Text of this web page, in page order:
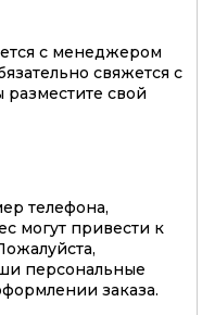
с менеджером
свяжется с
разместите свой
телефона,
могут привести к
персональные
заказа.